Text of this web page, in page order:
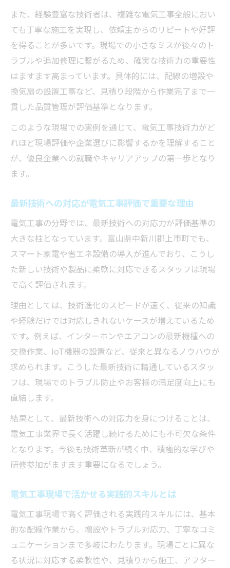
また、経験豊富な技術者は、複雑な電気工事全般におい
ても丁寧な施工を実現し、依頼主からのリピートや好評
を得ることが多いです。現場での小さなミスが後々のト
ラブルや追加修理に繋がるため、確実な技術力の重要性
はますます高まっています。具体的には、配線の増設や
換気扇の設置工事など、見積り段階から作業完了まで一
貫した品質管理が評価基準となります。
このような現場での実例を通じて、電気工事技術力がど
れほど現場評価や企業選びに影響するかを理解すること
が、優良企業への就職やキャリアアップの第一歩となり
ます。
最新技術への対応が電気工事評価で重要な理由
電気工事の分野では、最新技術への対応力が評価基準の
大きな柱となっています。富山県中新川郡上市町でも、
スマート家電や省エネ設備の導入が進んでおり、こうし
た新しい技術や製品に柔軟に対応できるスタッフは現場
で高く評価されます。
理由としては、技術進化のスピードが速く、従来の知識
や経験だけでは対応しきれないケースが増えているため
です。例えば、インターホンやエアコンの最新機種への
交換作業、IoT機器の設置など、従来と異なるノウハウが
求められます。こうした最新技術に精通しているスタッ
フは、現場でのトラブル防止やお客様の満足度向上にも
直結します。
結果として、最新技術への対応力を身につけることは、
電気工事業界で長く活躍し続けるためにも不可欠な条件
となります。今後も技術革新が続く中、積極的な学びや
研修参加がますます重要になるでしょう。
電気工事現場で活かせる実践的スキルとは
電気工事現場で高く評価される実践的スキルには、基本
的な配線作業から、増設やトラブル対応力、丁寧なコミ
ュニケーションまで多岐にわたります。現場ごとに異な
る状況に対応する柔軟性や、見積りから施工、アフター